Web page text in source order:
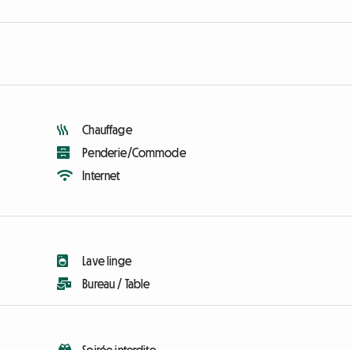
Chauffage
Penderie/Commode
Internet
Lave linge
Bureau / Table